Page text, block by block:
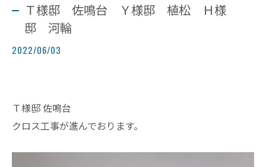
Ｔ様邸 佐鳴台 Ｙ様邸 植松 Ｈ様
邸 河輪
2022/06/03
Ｔ様邸 佐鳴台
クロス工事が進んでおります。